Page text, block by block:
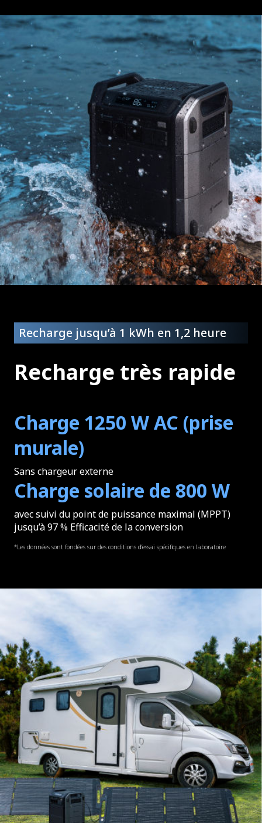
Recharge jusqu’à 1 kWh en 1,2 heure
Recharge très rapide
Charge 1250 W AC (prise
murale)
Sans chargeur externe
Charge solaire de 800 W
avec suivi du point de puissance maximal (MPPT)
jusqu’à 97 % Efficacité de la conversion
*Les données sont fondées sur des conditions d’essai spécifiques en laboratoire